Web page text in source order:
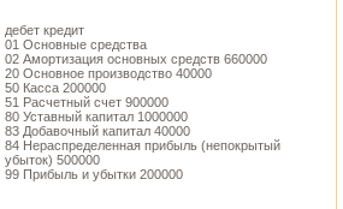
дебет кредит
01 Основные средства
02 Амортизация основных средств 660000
20 Основное производство 40000
50 Касса 200000
51 Расчетный счет 900000
80 Уставный капитал 1000000
83 Добавочный капитал 40000
84 Нераспределенная прибыль (непокрытый
убыток) 500000
99 Прибыль и убытки 200000